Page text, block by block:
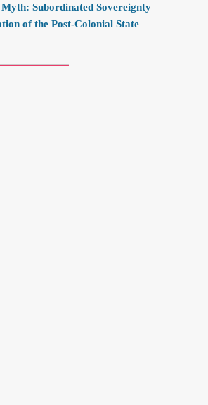
Subordinated Sovereignty
of the Post-Colonial State